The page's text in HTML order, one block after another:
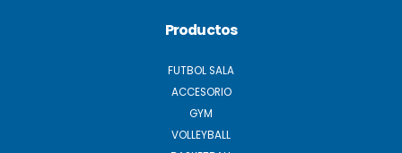
Productos
FUTBOL SALA
ACCESORIO
GYM
VOLLEYBALL